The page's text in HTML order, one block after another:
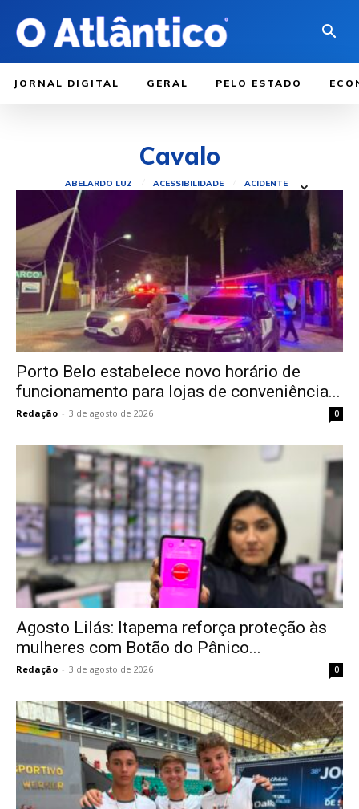
JORNAL DIGITAL GERAL PELO ESTADO
Cavalo
ABELARDO LUZ ACESSIBILIDADE ACIDENTE
Porto Belo estabelece novo horário de
funcionamento para lojas de conveniência...
Redação - 3 de agosto de 2026 0
Agosto Lilás: Itapema reforça proteção às
mulheres com Botão do Pânico...
Redação - 3 de agosto de 2026 0